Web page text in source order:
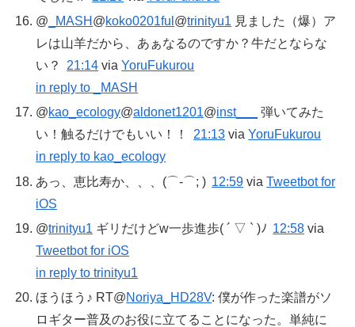
@ _MASH @koko0201ful @trinityu1 見ました（爆）ア
レは山羊だから、あぁなるのですか？牛だとならな
い？
21:14 viaYoruFukurou
in reply to _MASH
@kao_ecology@aldonet1201@inst___
弾いてみた
い！触るだけでもいい！！
21:13 viaYoruFukurou
in reply to kao_ecology
あっ、恵比寿か、、、(⌒-⌒; ) 12:59 viaTweetbot for
iOS
@trinityu1 ギリだけどw一歩進歩( ´ ▽ ` )ﾉ 12:58 via
Tweetbot for iOS
in reply to trinityu1
ほうほう♪ RT@Noriya_HD28V: 僕が作った楽譜がソ
ロギター普及のお役に立てることになった。単純に